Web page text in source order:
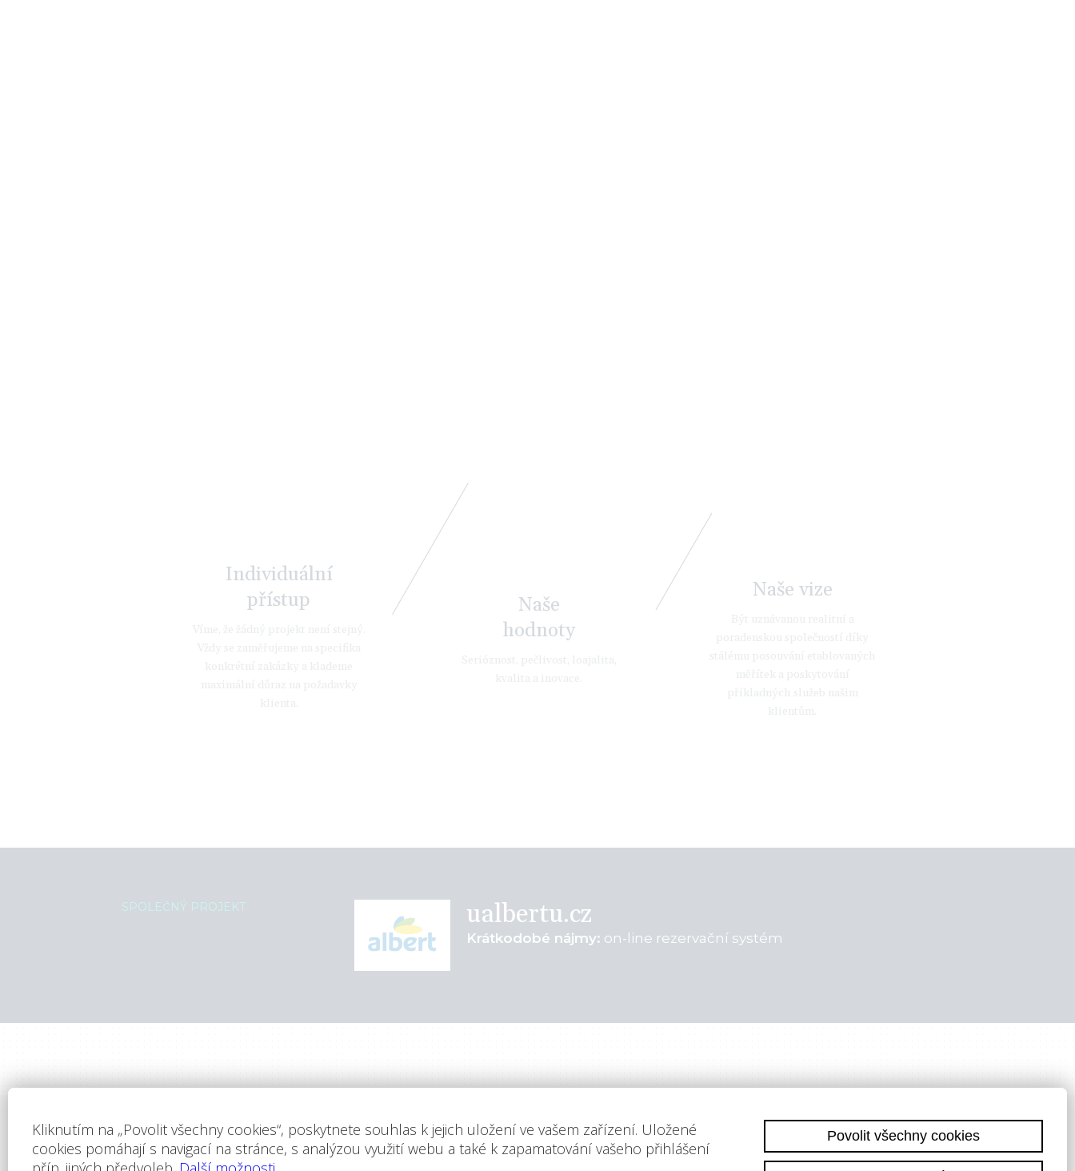
Individuální
přístup
Naše
hodnoty
Naše vize
SPOLEČNÝ PROJEKT ualbertu.cz
Krátkodobé nájmy: on-line rezervační systém
Labartt Properties
Římská 12, 120 00 Praha 2
Home
O společnosti
Nabídka nemovitostí
Ochrana osobních údajů
English version